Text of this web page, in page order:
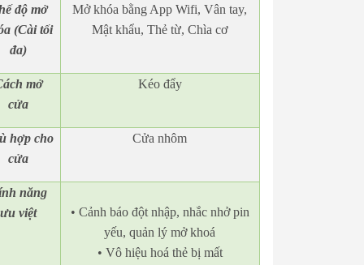
độ mở
(Cài tối
đa)
Mở khóa bằng App Wifi, Vân tay,
Mật khẩu, Thẻ từ, Chìa cơ
mở
cửa
Kéo đẩy
hợp cho
cửa
Cửa nhôm
năng
ưu việt
• Cảnh báo đột nhập, nhắc nhở pin
yếu, quản lý mở khoá
• Vô hiệu hoá thẻ bị mất